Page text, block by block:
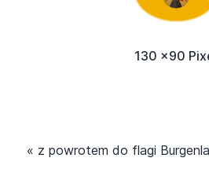
130 x90
« z powrotem do flagi